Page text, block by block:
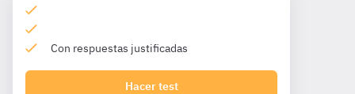
Con respuestas justificadas
Hacer test